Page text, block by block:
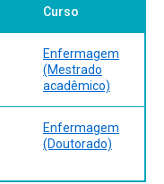
Curso
Enfermagem
(Mestrado
acadêmico)
Enfermagem
(Doutorado)